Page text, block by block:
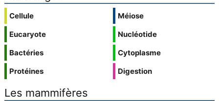
Cellule
Eucaryote
Bactéries
Protéines
Méiose
Nucléotide
Cytoplasme
Digestion
Les mammifères